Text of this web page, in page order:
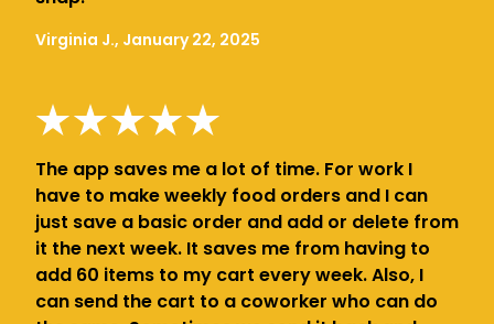
Virginia J., January 22, 2025
The app saves me a lot of time. For work I
have to make weekly food orders and I can
just save a basic order and add or delete from
it the next week. It saves me from having to
add 60 items to my cart every week. Also, I
can send the cart to a coworker who can do